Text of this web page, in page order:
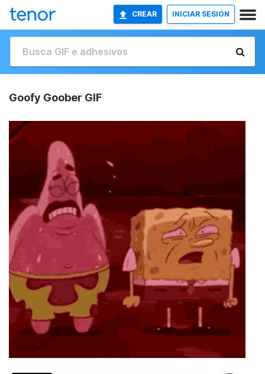
CREAR INICIAR SESIÓN
Goofy Goober GIF